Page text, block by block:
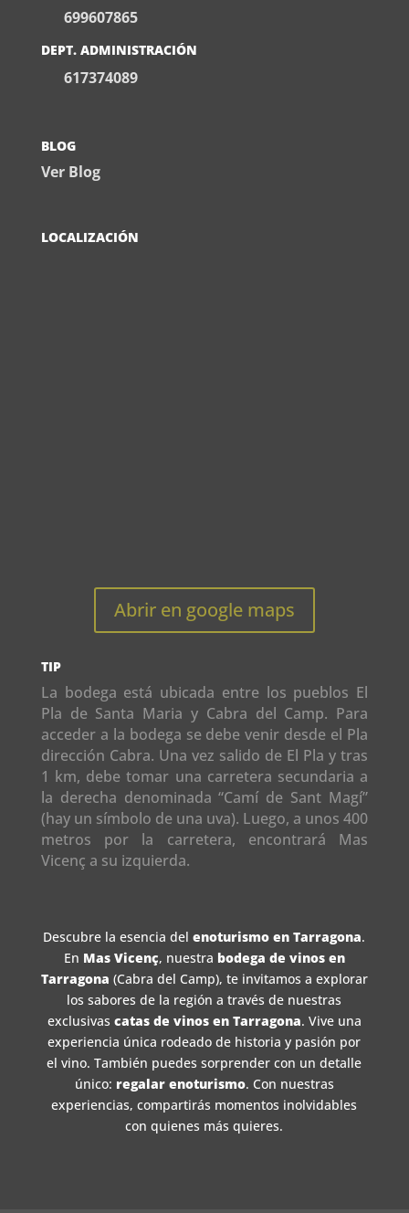
699607865
DEPT. ADMINISTRACIÓN
617374089
BLOG
Ver Blog
LOCALIZACIÓN
Abrir en google maps
TIP
La bodega está ubicada entre los pueblos El
Pla de Santa Maria y Cabra del Camp. Para
acceder a la bodega se debe venir desde el Pla
dirección Cabra. Una vez salido de El Pla y tras
1 km, debe tomar una carretera secundaria a
la derecha denominada “Camí de Sant Magí”
(hay un símbolo de una uva). Luego, a unos 400
metros por la carretera, encontrará Mas
Vicenç a su izquierda.
Descubre la esencia delenoturismo en Tarragona.
En Mas Vicenç, nuestra bodega de vinos en
Tarragona (Cabra del Camp), te invitamos a explorar
los sabores de la región a través de nuestras
exclusivas catas de vinos en Tarragona. Vive una
experiencia única rodeado de historia y pasión por
el vino. También puedes sorprender con un detalle
único: regalar enoturismo. Con nuestras
experiencias, compartirás momentos inolvidables
con quienes más quieres.